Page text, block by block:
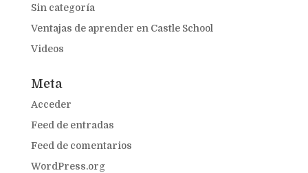
Sin categoría
Ventajas de aprender en Castle School
Videos
Meta
Acceder
Feed de entradas
Feed de comentarios
WordPress.org